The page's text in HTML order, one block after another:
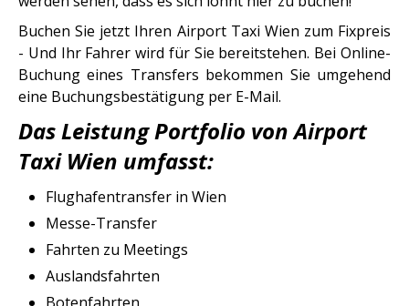
Buchen Sie jetzt Ihren Airport Taxi Wien zum Fixpreis
- Und Ihr Fahrer wird für Sie bereitstehen. Bei Online-
Buchung eines Transfers bekommen Sie umgehend
eine Buchungsbestätigung per E-Mail.
Das Leistung Portfolio von Airport
Taxi Wien umfasst:
Flughafentransfer in Wien
Messe-Transfer
Fahrten zu Meetings
Auslandsfahrten